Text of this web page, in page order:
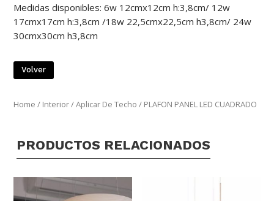
Medidas disponibles: 6w 12cmx12cm h:3,8cm/ 12w
17cmx17cm h:3,8cm /18w 22,5cmx22,5cm h3,8cm/ 24w
30cmx30cm h3,8cm
Volver
Home / Interior/Aplicar De Techo / PLAFON PANEL LED CUADRADO
PRODUCTOS RELACIONADOS